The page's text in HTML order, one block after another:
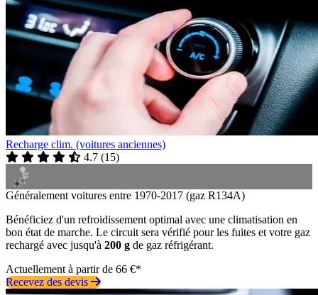
Recharge clim. (voitures anciennes)
4.7 (15)
Généralement voitures entre 1970-2017 (gaz R134A)
Bénéficiez d'un refroidissement optimal avec une climatisation en
bon état de marche. Le circuit sera vérifié pour les fuites et votre gaz
rechargé avec jusqu'à 200 g de gaz réfrigérant.
Actuellement à partir de 66 €*
Recevez des devis